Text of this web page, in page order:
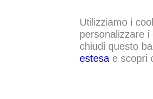
Utilizziamo i
personalizzare
chiudi questo
estesae scopri